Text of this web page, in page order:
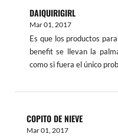
DAIQUIRIGIRL
Mar 01, 2017
Es que los productos
benefit se llevan la
como si fuera el único
COPITO DE NIEVE
Mar 01, 2017